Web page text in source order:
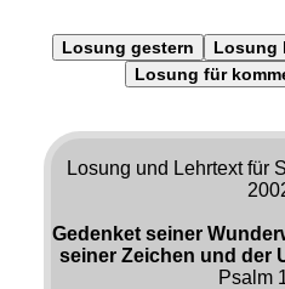
Losung gestern Losung
Losung für
Losung und Lehrtext für
Gedenket seiner
seiner Zeichen und der
Psalm